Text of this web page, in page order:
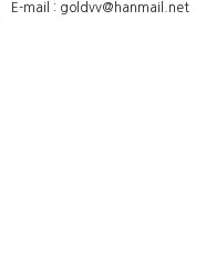
mail : goldvv@hanmail.net